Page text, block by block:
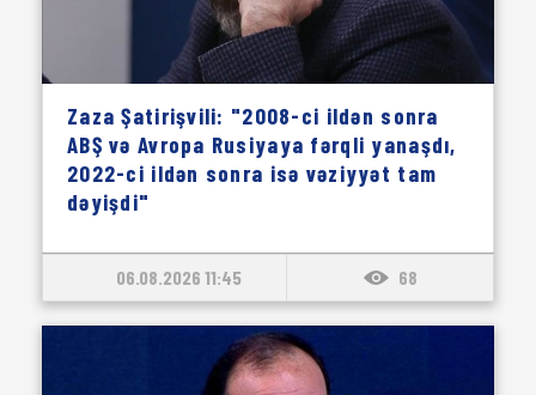
Zaza Şatirişvili: "2008-ci ildən sonra
ABŞ və Avropa Rusiyaya fərqli yanaşdı,
2022-ci ildən sonra isə vəziyyət tam
dəyişdi"
06.08.2026 11:45 68